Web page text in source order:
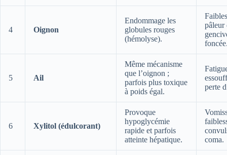
4 Oignon
Endommage les
globules rouges
(hémolyse).
pâleur
5 Ail
Même mécanisme
que l’oignon ;
parfois plus toxique
à poids égal.
perte
6 Xylitol (édulcorant)
Provoque
hypoglycémie
rapide et parfois
atteinte hépatique.
coma.